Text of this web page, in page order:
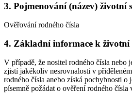
3. Pojmenování (název) životní
Ověřování rodného čísla
4. Základní informace k životní
V případě, že nositel rodného čísla nebo
zjistí jakékoliv nesrovnalosti v
rodného čísla anebo získá pochybnosti o
písemně požádat o ověření rodného čísla